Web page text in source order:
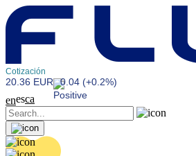
Cotización
20.36 EUR 0.04 (+0.2%)
enesca